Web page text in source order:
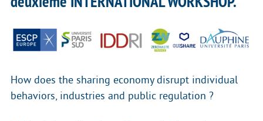
How does the sharing economy disrupt individual
behaviors, industries and public regulation ?